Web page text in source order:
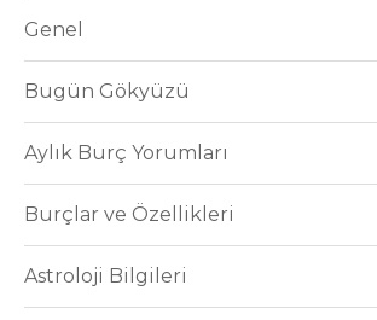
Genel
Bugün Gökyüzü
Aylık Burç Yorumları
Burçlar ve Özellikleri
Astroloji Bilgileri